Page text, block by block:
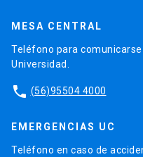
MESA CENTRAL
Teléfono para
Universidad.
phone (56)95504 4000
EMERGENCIAS UC
Teléfono en caso de